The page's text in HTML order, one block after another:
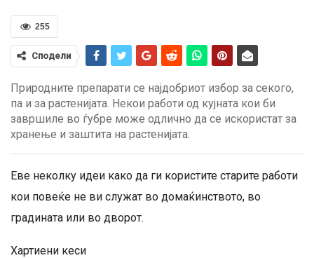
255
Сподели
Природните препарати се најдобриот избор за секого,
па и за растенијата. Некои работи од кујната кои би
завршиле во ѓубре може одлично да се искористат за
хранење и заштита на растенијата.
Еве неколку идеи како да ги користите старите работи
кои повеќе не ви служат во домаќинството, во
градината или во дворот.
Хартиени кеси